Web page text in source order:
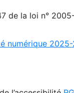
de la loi n°
numérique